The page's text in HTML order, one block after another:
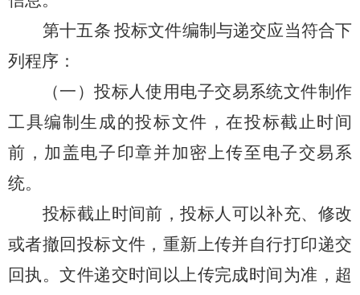
第十五条 投标文件编制与递交应当符合下
列程序：
（一）投标人使用电子交易系统文件制作
工具编制生成的投标文件，在投标截止时间
前，加盖电子印章并加密上传至电子交易系
统。
投标截止时间前，投标人可以补充、修改
或者撤回投标文件，重新上传并自行打印递交
回执。文件递交时间以上传完成时间为准，超